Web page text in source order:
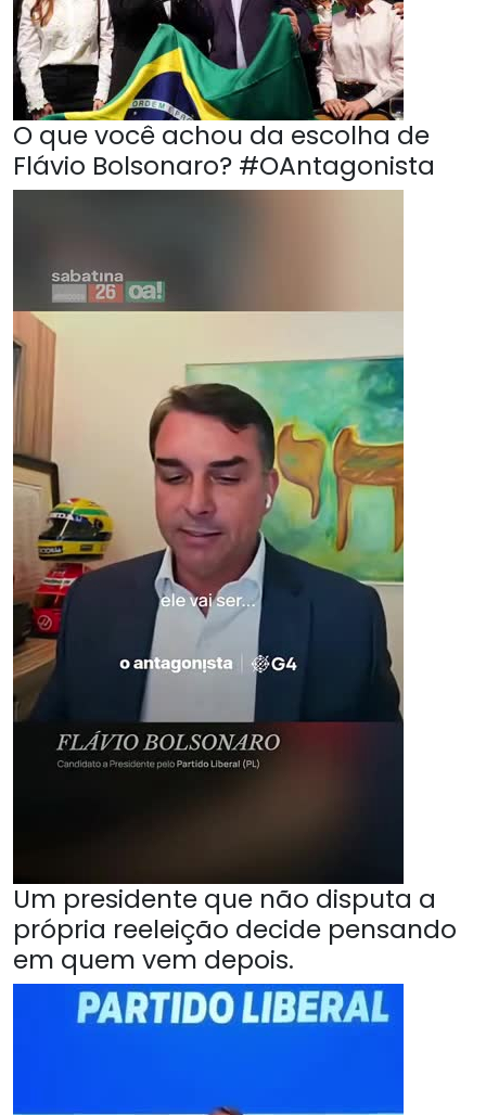
O que você achou da escolha de
Flávio Bolsonaro? #OAntagonista
Um presidente que não disputa a
própria reeleição decide pensando
em quem vem depois.